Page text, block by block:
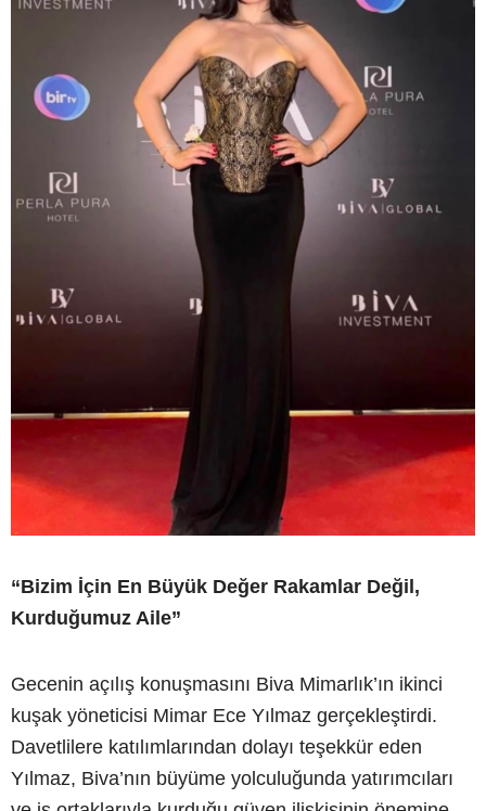
“Bizim İçin En Büyük Değer Rakamlar Değil,
Kurduğumuz Aile”
Gecenin açılış konuşmasını Biva Mimarlık’ın ikinci
kuşak yöneticisi Mimar Ece Yılmaz gerçekleştirdi.
Davetlilere katılımlarından dolayı teşekkür eden
Yılmaz, Biva’nın büyüme yolculuğunda yatırımcıları